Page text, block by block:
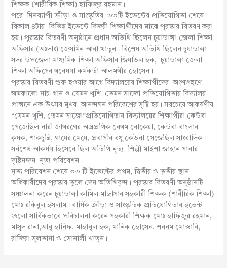
শিক্ষক (শারীরিক শিক্ষা) হাফিজুর রহমান।
পরে দিনব্যাপী ক্রীড়া ও সাংস্কৃতির ৩৩টি ইভেন্টের প্রতিযোগিতা শেষে
বিকাল ৪টায় বিভিন্ন ইভেন্টে বিজয়ী শিক্ষার্থীদের মাঝে পুরস্কার বিতরণ করা
হয়। পুরস্কার বিতরণী অনুষ্ঠানে প্রধান অতিথি ছিলেন চুয়াডাঙ্গা জেলা শিক্ষা
অফিসার (অঃদাঃ) জেসমিন আরা খাতুন। বিশেষ অতিথি ছিলেন চুয়াডাঙ্গা
সদর উপজেলা মাধ্যমিক শিক্ষা অফিসার জিয়াউল হক, চুয়াডাঙ্গা জেলা
শিক্ষা অফিসের গবেষণা কর্মকর্তা আলমগীর হোসেন।
পুরস্কার বিতরণী শুরু হওয়ার আগে বিদ্যালয়ের শিক্ষার্থীদের অংশগ্রহণে
জমকালো নাচ-গান ও যেমন খুশি তেমন সাজো প্রতিযোগিতায় বিদ্যালয়
প্রাঙ্গনে এক উৎসব মুখর আনন্দঘন পরিবেশের সৃষ্টি হয়। সবচেয়ে আকর্ষণীয়
“যেমন খুশি, তেমন সাজো”প্রতিযোগিতায় বিদ্যালয়ের শিক্ষার্থীরা কেউবা
সেজেছিল নারী জাগরণের অগ্রপ্রথিক বেগম রোকেয়া, কেউবা বাংলার
কৃষক, শাকচুন্নি, গায়ের মেয়ে, প্রবাসীর বধু কেউবা সেজেছিল সাংবাদিক।
সর্বশেষ আকর্ষণ হিসেবে ছিল অতিথি নৃত্য শিল্পী মাইশা জাহান সাবার
দৃষ্টিনন্দন নৃত্য পরিবেশন।
নৃত্য পরিবেশন শেষে ৩৩ টি ইভেন্টের প্রথম, দ্বিতীয় ও তৃতীয় স্থান
অধিকারীদের পুরস্কার তুলে দেন অতিথিবৃন্দ। পুরস্কার বিতরণী অনুষ্ঠানটি
সঞ্চালনা করেন চুয়াডাঙ্গা কামিল মাদ্রাসার সহকারী শিক্ষক (শারীরিক শিক্ষা)
মোঃ রকিবুল ইসলাম। বার্ষিক ক্রীড়া ও সাংস্কৃতিক প্রতিযোগিতার ইভেন্ট
গুলো সার্বিকভাবে পরিচালনা করেন সহকারী শিক্ষক মোঃ হাফিজুর রহমান,
মাসুদ রানা,আবু হানিফ, মাহাবুল হক, মানিক হোসেন, শবনম মোস্তারি,
রাজিয়া সুলতানা ও সোনালী খাতুন।